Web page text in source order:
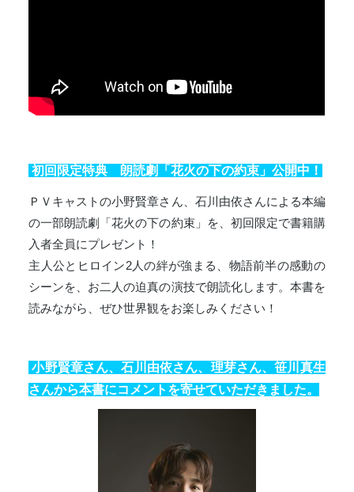
初回限定特典 朗読劇「花火の下の約束」公開中！
ＰＶキャストの小野賢章さん、石川由依さんによる本編
の一部朗読劇「花火の下の約束」を、初回限定で書籍購
入者全員にプレゼント！
主人公とヒロイン2人の絆が強まる、物語前半の感動の
シーンを、お二人の迫真の演技で朗読化します。本書を
読みながら、ぜひ世界観をお楽しみください！
小野賢章さん、石川由依さん、理芽さん、笹川真生
さんから本書にコメントを寄せていただきました。